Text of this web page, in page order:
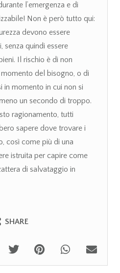
l’emergenza e di
Non è però tutto qui:
devono essere
senza quindi essere
Il rischio è di non
del bisogno, o di
in momento in cui non si
un secondo di troppo.
ragionamento, tutti
sapere dove trovare i
così come più di una
istruita per capire come
di salvataggio in
SHARE